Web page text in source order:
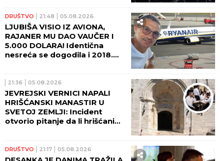
DRUŠTVO 21:48 05.08.2026
LJUBIŠA VISIO IZ AVIONA,
RAJANER MU DAO VAUČER I
5.000 DOLARA! Identična
nesreća se dogodila i 2018.
21:36 05.08.2026
JEVREJSKI VERNICI NAPALI
HRIŠĆANSKI MANASTIR U
SVETOJ ZEMLJI: Incident
otvorio pitanje da li hrišćani
DRUŠTVO 21:17 05.08.2026